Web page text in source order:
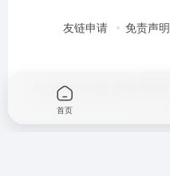
友链申请 免责声明
Copyright © 2026
首页